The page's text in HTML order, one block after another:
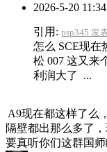
2026-5-20 11:34
引用: psp345 发
怎么 SCE现在
松 007 这又来
利润大了 ...
A9现在都这样了么
隔壁都出那么多了
要真听你们这群国师